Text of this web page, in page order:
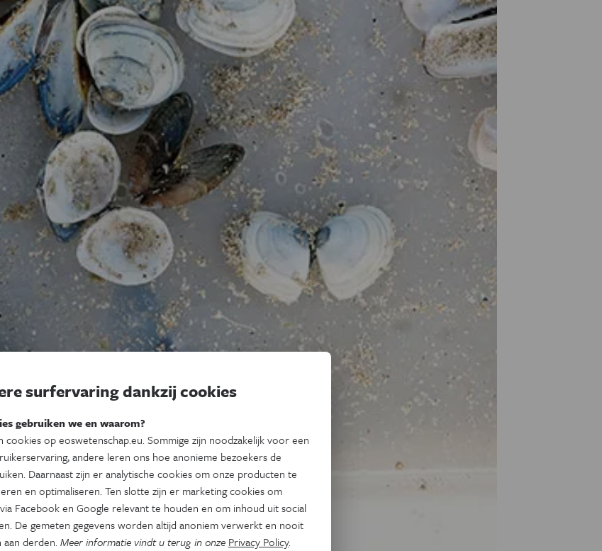
surfervaring dankzij cookies
gebruiken we en waarom?
cookies op eoswetenschap.eu. Sommige zijn noodzakelijk voor een
andere leren ons hoe anonieme bezoekers de
Daarnaast zijn er analytische cookies om onze producten te
en optimaliseren. Ten slotte zijn er marketing cookies om
Facebook en Google relevant te houden en om inhoud uit social
De gemeten gegevens worden altijd anoniem verwerkt en nooit
derden.Meer informatie vindt u terug in onze Privacy Policy.